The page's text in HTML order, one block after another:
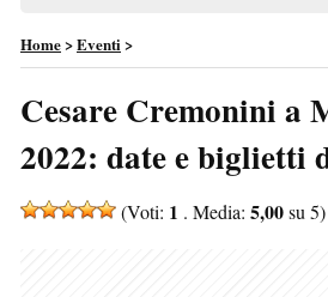
Home>Eventi>
Cesare Cremonini a
2022: date e biglietti
(Voti: 1 . Media: 5,00su 5)